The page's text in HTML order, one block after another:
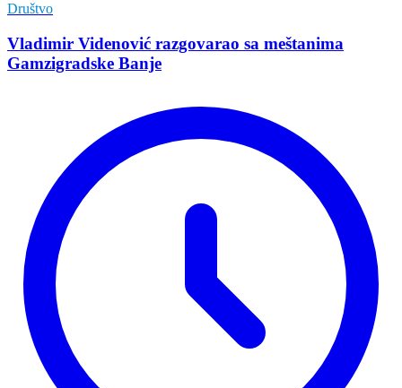
Društvo
Vladimir Vidеnović razgovarao sa mеštanima
Gamzigradskе Banjе